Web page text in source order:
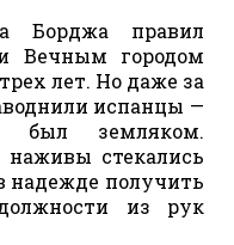
Борджа правил
Вечным городом
лет. Но даже за
испанцы —
земляком.
стекались
надежде получить
из рук